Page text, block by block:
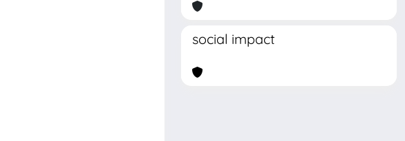
social impact